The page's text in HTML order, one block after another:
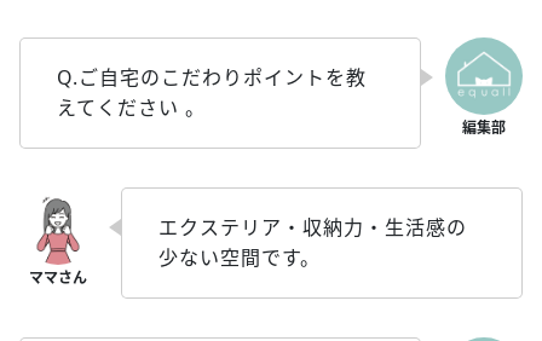
Q.ご自宅のこだわりポイントを教
えてください 。
エクステリア・収納力・生活感の
少ない空間です。